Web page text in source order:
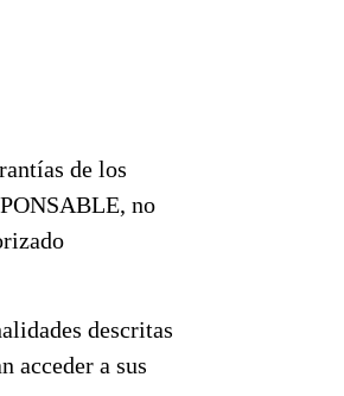
de los
no
descritas
acceder a sus